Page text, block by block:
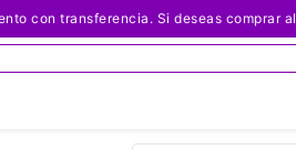
con transferencia. Si deseas comprar